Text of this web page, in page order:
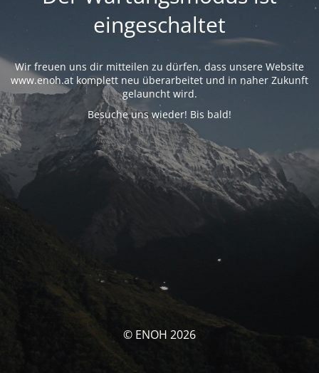
eingeschaltet
Wir freuen uns dir mitteilen zu dürfen, dass unsere Website
www.enoh.at komplett neu überarbeitet und in naher Zukunft
gelauncht wird.
Besuche uns wieder! Bis bald!
© ENOH 2026